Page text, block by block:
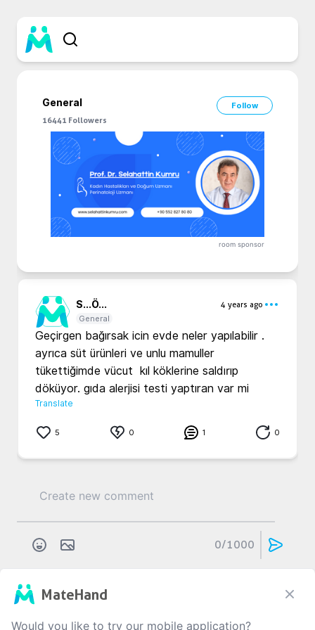
General
Follow
16441 Followers
room sponsor
S...Ö...
4 years ago
General
Geçirgen bağırsak icin evde neler yapılabilir .
ayrıca süt ürünleri ve unlu mamuller
tükettiğimde vücut  kıl köklerine saldırıp
döküyor. gıda alerjisi testi yaptıran var mi
Translate
5 0 1 0
0/1000
H...Ö...
MateHand
Would you like to try our mobile application?